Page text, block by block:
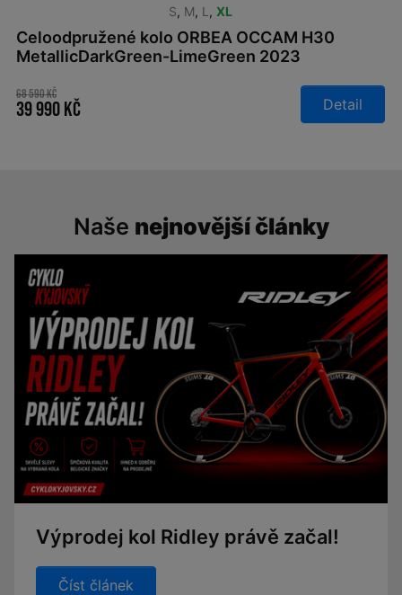
S, M, L , XL
Celoodpružené kolo ORBEA OCCAM H30
MetallicDarkGreen-LimeGreen 2023
68 590 Kč
39 990 Kč Detail
Naše nejnovější články
Výprodej kol Ridley právě začal!
Číst článek